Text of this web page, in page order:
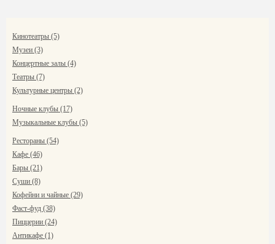
Кинотеатры (5)
Музеи (3)
Концертные залы (4)
Театры (7)
Культурные центры (2)
Ночные клубы (17)
Музыкальные клубы (5)
Рестораны (54)
Кафе (46)
Бары (21)
Суши (8)
Кофейни и чайные (29)
Фаст-фуд (38)
Пиццерии (24)
Антикафе (1)